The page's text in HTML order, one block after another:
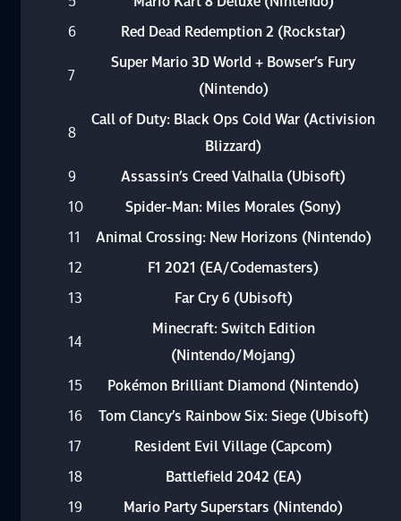
6
Red Dead Redemption 2 (Rockstar)
7
Super Mario 3D World + Bowser’s Fury
(Nintendo)
8
Call of Duty: Black Ops Cold War (Activision
Blizzard)
9
Assassin’s Creed Valhalla (Ubisoft)
10
Spider-Man: Miles Morales (Sony)
11
Animal Crossing: New Horizons (Nintendo)
12
F1 2021 (EA/Codemasters)
13
Far Cry 6 (Ubisoft)
14
Minecraft: Switch Edition
(Nintendo/Mojang)
15
Pokémon Brilliant Diamond (Nintendo)
16
Tom Clancy’s Rainbow Six: Siege (Ubisoft)
17
Resident Evil Village (Capcom)
18
Battlefield 2042 (EA)
19
Mario Party Superstars (Nintendo)